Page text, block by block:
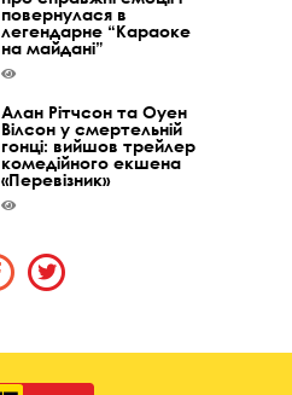
повернулася в
легендарне “Караоке
на майдані”
Алан Рітчсон та Оуен
Вілсон у смертельній
гонці: вийшов трейлер
комедійного екшена
«Перевізник»